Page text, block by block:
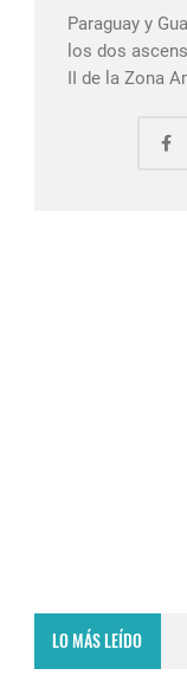
Paraguay y
los dos
II de la Zona
LO MÁS LEÍDO